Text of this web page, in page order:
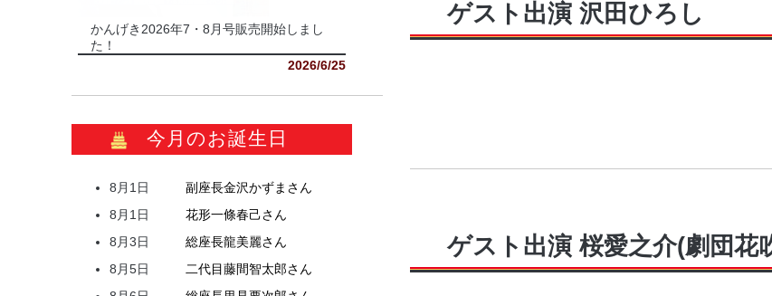
ゲスト出演 沢田ひろし
ゲスト出演 桜愛之介(劇団花
かんげき2026年7・8月号販売開始しまし
た！
2026/6/25
今月のお誕生日
8月1日 副座長金沢かずま さん
8月1日
花形一條春己さん
8月3日
総座長龍美麗さん
8月5日
二代目藤間智太郎さん